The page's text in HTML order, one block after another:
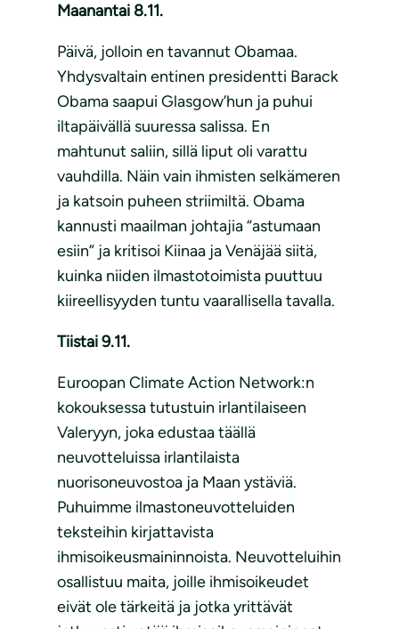
Maanantai 8.11.
Päivä, jolloin en tavannut Obamaa.
Yhdysvaltain entinen presidentti Barack
Obama saapui Glasgow’hun ja puhui
iltapäivällä suuressa salissa. En
mahtunut saliin, sillä liput oli varattu
vauhdilla. Näin vain ihmisten selkämeren
ja katsoin puheen striimiltä. Obama
kannusti maailman johtajia “astumaan
esiin” ja kritisoi Kiinaa ja Venäjää siitä,
kuinka niiden ilmastotoimista puuttuu
kiireellisyyden tuntu vaarallisella tavalla.
Tiistai 9.11.
Euroopan Climate Action Network:n
kokouksessa tutustuin irlantilaiseen
Valeryyn, joka edustaa täällä
neuvotteluissa irlantilaista
nuorisoneuvostoa ja Maan ystäviä.
Puhuimme ilmastoneuvotteluiden
teksteihin kirjattavista
ihmisoikeusmaininnoista. Neuvotteluihin
osallistuu maita, joille ihmisoikeudet
eivät ole tärkeitä ja jotka yrittävät